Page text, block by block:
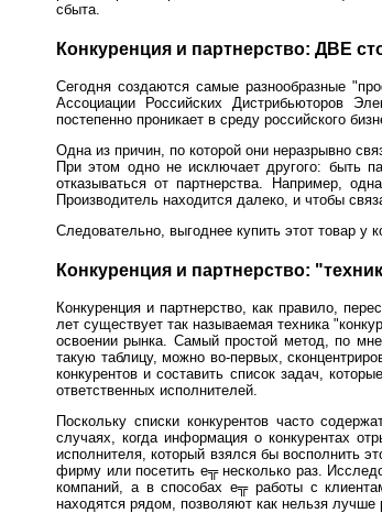
сбыта.
Конкуренция и партнерство: ДВЕ
Сегодня создаются самые разнообразные
Ассоциации Российских Дистрибьюторов
постепенно проникает в среду российского
Одна из причин, по которой они неразрывно
При этом одно не исключает другого: быть
отказываться от партнерства. Например,
Производитель находится далеко, и чтобы
Следовательно, выгоднее купить этот товар у
Конкуренция и партнерство:
Конкуренция и партнерство, как правило,
лет существует так называемая техника
освоении рынка. Самый простой метод, по
такую таблицу, можно во-первых,
конкурентов и составить список задач,
ответственных исполнителей.
Поскольку списки конкурентов часто
случаях, когда информация о конкурентах
исполнителя, который взялся бы восполнить
фирму или посетить е╦ несколько раз.
компаний, а в способах е╦ работы с
находятся рядом, позволяют как нельзя лучше